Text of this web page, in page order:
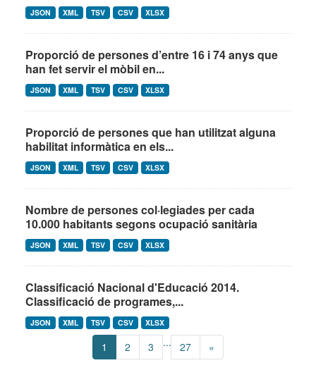
JSON XML TSV CSV XLSX
Proporció de persones d’entre 16 i 74 anys que
han fet servir el mòbil en...
JSON XML TSV CSV XLSX
Proporció de persones que han utilitzat alguna
habilitat informàtica en els...
JSON XML TSV CSV XLSX
Nombre de persones col·legiades per cada
10.000 habitants segons ocupació sanitària
JSON XML TSV CSV XLSX
Classificació Nacional d'Educació 2014.
Classificació de programes,...
JSON XML TSV CSV XLSX
1 2 3 ... 27 »